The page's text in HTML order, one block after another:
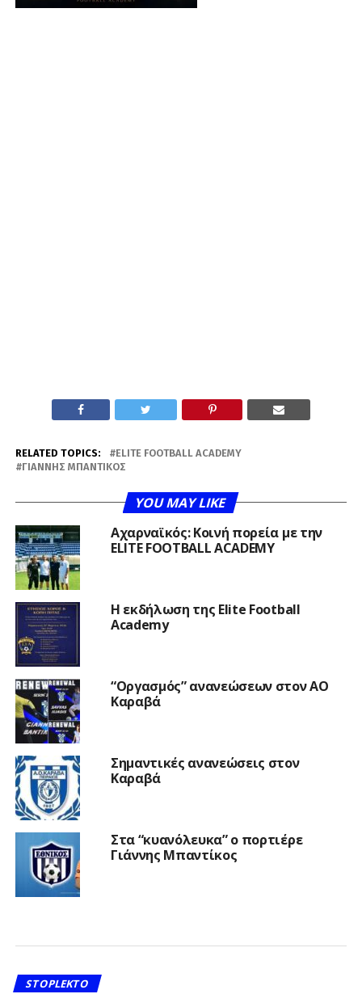
RELATED TOPICS:
ELITE FOOTBALL ACADEMY
ΓΙΆΝΝΗΣ ΜΠΑΝΤΊΚΟΣ
YOU MAY LIKE
Αχαρναϊκός: Κοινή πορεία με την
ELITE FOOTBALL ACADEMY
Η εκδήλωση της Elite Football
Academy
“Οργασμός” ανανεώσεων στον ΑΟ
Καραβά
Σημαντικές ανανεώσεις στον
Καραβά
Στα “κυανόλευκα” ο πορτιέρε
Γιάννης Μπαντίκος
STOPLEKTO